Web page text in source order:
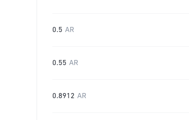
0.5 AR
0.55 AR
0.8912 AR